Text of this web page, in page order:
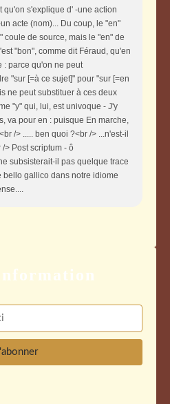
qu'on s'explique d' -une action
acte (nom)... Du coup, le "en"
coule de source, mais le "en" de
"bon", comme dit Féraud, qu'en
: parce qu'on ne peut
"sur [=à ce sujet]" pour "sur [=en
ne peut substituer à ces deux
"y" qui, lui, est univoque - J'y
va pour en : puisque En marche,
/> ..... ben quoi ?<br /> ...n'est-il
> Post scriptum - ô
subsisterait-il pas quelque trace
bello gallico dans notre idiome